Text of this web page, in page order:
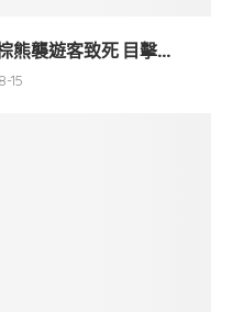
熊襲遊客致死 目擊...
15